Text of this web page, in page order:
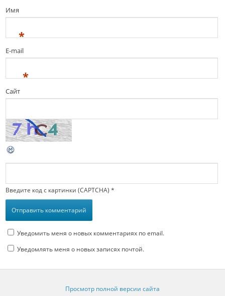
Имя
*
E-mail
*
Сайт
Введите код с картинки (CAPTCHA) *
Уведомить меня о новых комментариях по email.
Уведомлять меня о новых записях почтой.
Просмотр полной версии сайта